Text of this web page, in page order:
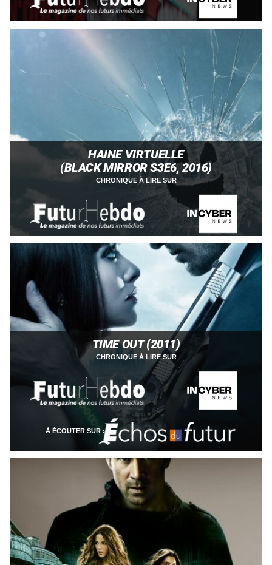
HAINE VIRTUELLE
(BLACK MIRROR S3E6, 2016)
CHRONIQUE À LIRE SUR
TIME OUT (2011)
CHRONIQUE À LIRE SUR
À ÉCOUTER SUR :